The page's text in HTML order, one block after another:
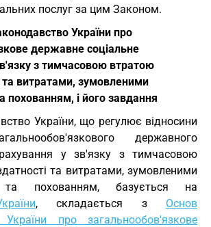
послуг за цим Законом.
України про
державне соціальне
з тимчасовою втратою
та витратами, зумовленими
і його завдання
України, що регулює відносини
державного
у зв'язку з тимчасовою
та витратами, зумовленими
та похованням, базується на
, складається з Основ
України про загальнообов'язкове